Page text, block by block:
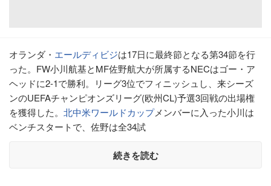
オランダ・ エールディビジは17日に最終節となる第34節を行
った。FW小川航基とMF佐野航大が所属するNECはゴー・ア
ヘッドに2-1で勝利。リーグ3位でフィニッシュし、来シーズ
ンのUEFAチャンピオンズリーグ(欧州CL)予選3回戦の出場権
を獲得した。 北中米ワールドカップメンバーに入った小川は
ベンチスタートで、佐野は全34試
続きを読む